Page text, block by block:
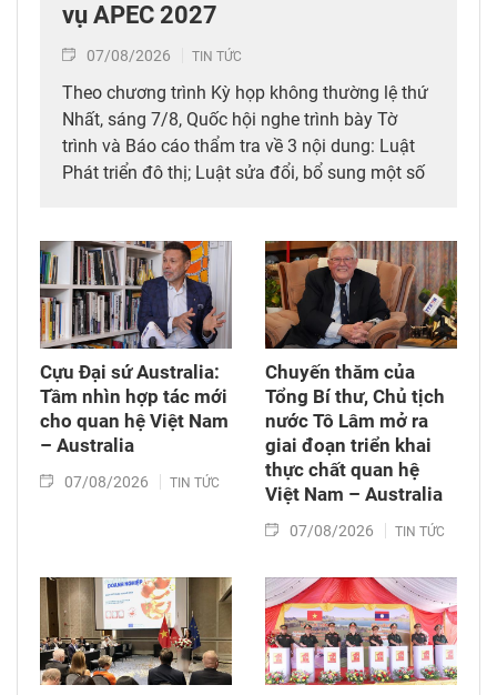
vụ APEC 2027
07/08/2026 TIN TỨC
Theo chương trình Kỳ họp không thường lệ thứ
Nhất, sáng 7/8, Quốc hội nghe trình bày Tờ
trình và Báo cáo thẩm tra về 3 nội dung: Luật
Phát triển đô thị; Luật sửa đổi, bổ sung một số
nghiệp và môi trường; Luật sửa đổi, bổ sung
một số điều của Luật Tần số vô tuyến điện,
Luật Viễn thông, Luật Giao dịch điện tử và Luật
Chuyển giao công nghệ. Sau đó, Quốc hội thảo
luận ở tổ về 3 dự án Luật trên.
Cựu Đại sứ Australia:
Tầm nhìn hợp tác mới
cho quan hệ Việt Nam
– Australia
07/08/2026 TIN TỨC
Chuyến thăm của
Tổng Bí thư, Chủ tịch
nước Tô Lâm mở ra
giai đoạn triển khai
thực chất quan hệ
Việt Nam – Australia
07/08/2026 TIN TỨC